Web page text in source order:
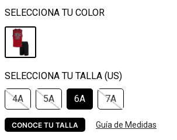
4A 5A 6A 7A
CONOCE TU TALLA Guía de Medidas